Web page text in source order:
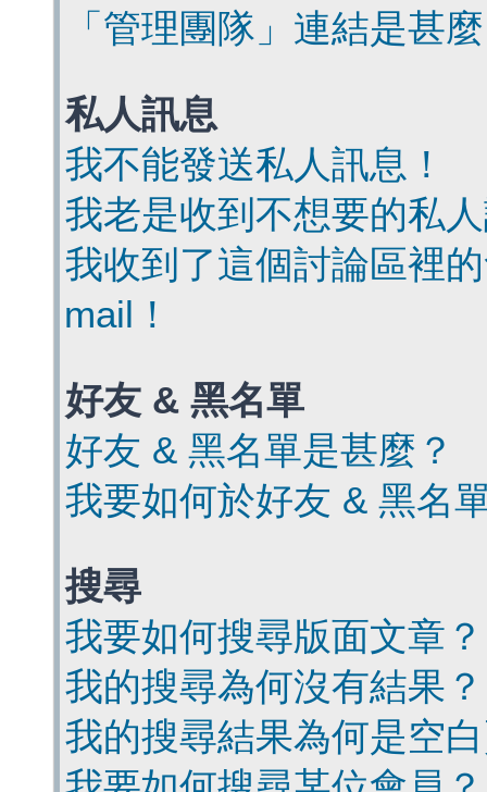
「管理團隊」連結是甚
私人訊息
我不能發送私人訊息！
我老是收到不想要的私
我收到了這個討論區裡
mail！
好友 & 黑名單
好友 & 黑名單是甚麼？
我要如何於好友 & 黑名
搜尋
我要如何搜尋版面文章？
我的搜尋為何沒有結果？
我的搜尋結果為何是空